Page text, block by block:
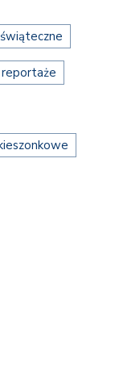
reportaże